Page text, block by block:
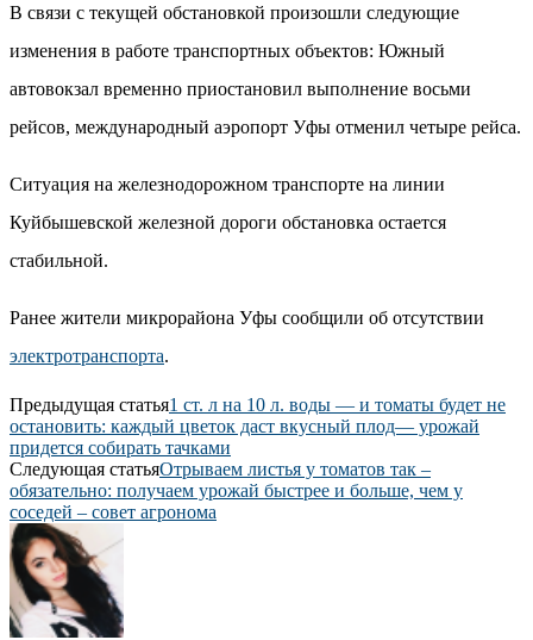
В связи с текущей обстановкой произошли следующие
изменения в работе транспортных объектов: Южный
автовокзал временно приостановил выполнение восьми
рейсов, международный аэропорт Уфы отменил четыре рейса.
Ситуация на железнодорожном транспорте на линии
Куйбышевской железной дороги обстановка остается
стабильной.
Ранее жители микрорайона Уфы сообщили об отсутствии
электротранспорта.
Предыдущая статья1 ст. л на 10 л. воды — и томаты будет не
остановить: каждый цветок даст вкусный плод— урожай
придется собирать тачками
Следующая статьяОтрываем листья у томатов так –
обязательно: получаем урожай быстрее и больше, чем у
соседей – совет агронома